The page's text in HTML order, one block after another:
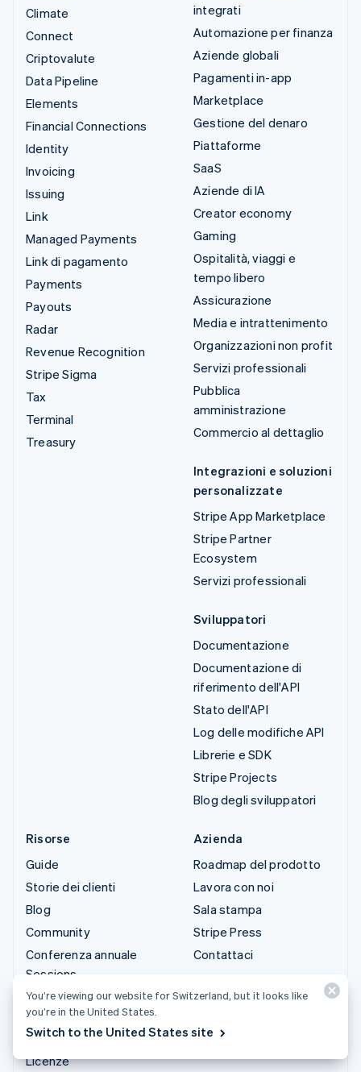
Climate
Connect
Criptovalute
Data Pipeline
Elements
Financial Connections
Identity
Invoicing
Issuing
Link
Managed Payments
Link di pagamento
Payments
Payouts
Radar
Revenue Recognition
Stripe Sigma
Tax
Terminal
Treasury
integrati
Automazione per finanza
Aziende globali
Pagamenti in-app
Marketplace
Gestione del denaro
Piattaforme
SaaS
Aziende di IA
Creator economy
Gaming
Ospitalità, viaggi e
tempo libero
Assicurazione
Media e intrattenimento
Organizzazioni non profit
Servizi professionali
Pubblica
amministrazione
Commercio al dettaglio
Integrazioni e soluzioni
personalizzate
Stripe App Marketplace
Stripe Partner
Ecosystem
Servizi professionali
Sviluppatori
Documentazione
Documentazione di
riferimento dell'API
Stato dell'API
Log delle modifiche API
Librerie e SDK
Stripe Projects
Blog degli sviluppatori
Risorse
Guide
Storie dei clienti
Blog
Community
Conferenza annuale
Sessions
Privacy e termini
Attività vietate e
soggette a limitazioni
Licenze
Azienda
Roadmap del prodotto
Lavora con noi
Sala stampa
Stripe Press
Contattaci
You’re viewing our website for Switzerland, but it looks like
you’re in the United States.
Switch to the United States site